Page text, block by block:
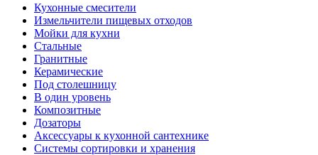
Кухонные смесители
Измельчители пищевых отходов
Мойки для кухни
Стальные
Гранитные
Керамические
Под столешницу
В один уровень
Композитные
Дозаторы
Аксессуары к кухонной сантехнике
Системы сортировки и хранения